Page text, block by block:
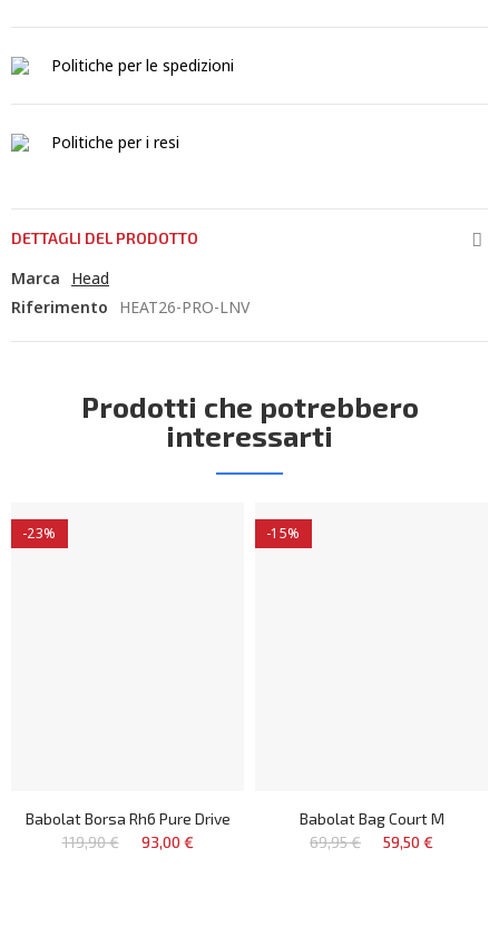
Politiche per le spedizioni
Politiche per i resi
DETTAGLI DEL PRODOTTO
Marca
Head
Riferimento
HEAT26-PRO-LNV
Prodotti che potrebbero
interessarti
-23%
Babolat Borsa Rh6 Pure Drive
119,90 €
93,00 €
-15%
Babolat Bag Court M
69,95 €
59,50 €